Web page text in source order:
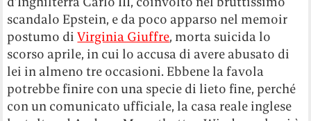
scandalo Epstein, e da poco apparso nel memoir
postumo diVirginia Giuffre, morta suicida lo
scorso aprile, in cui lo accusa di avere abusato di
lei in almeno tre occasioni. Ebbene la favola
potrebbe finire con una specie di lieto fine, perché
con un comunicato ufficiale, la casa reale inglese